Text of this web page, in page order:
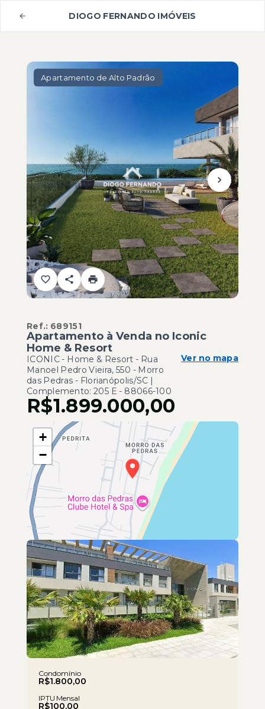
DIOGO FERNANDO IMÓVEIS
Apartamento de Alto Padrão
Ref.: 689151
Apartamento à Venda no Iconic
Home & Resort
ICONIC - Home & Resort - Rua
Manoel Pedro Vieira, 550 - Morro
das Pedras - Florianópolis/SC |
Complemento: 205 E - 88066-100
Ver no mapa
R$1.899.000,00
+
−
Leaflet
Condomínio
R$1.800,00
IPTU Mensal
R$100,00